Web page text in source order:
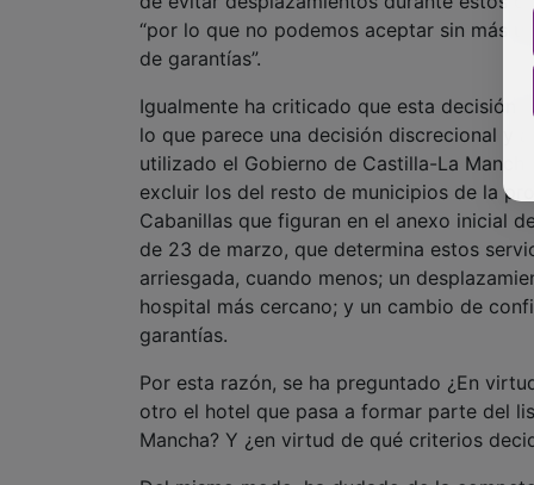
Igualmente ha criticado que esta decisión
lo que parece una decisión discrecional y
utilizado el Gobierno de Castilla-La
excluir los del resto de municipios de la
Cabanillas que figuran en el anexo inicial
de 23 de marzo, que determina estos
arriesgada, cuando menos; un
hospital más cercano; y un cambio de
garantías.
Por esta razón, se ha preguntado ¿En
otro el hotel que pasa a formar parte del
Mancha? Y ¿en virtud de qué criterios
Del mismo modo, ha dudado de la
parte del listado en cuestión porque, en
Ayuntamiento, por la que se declaran